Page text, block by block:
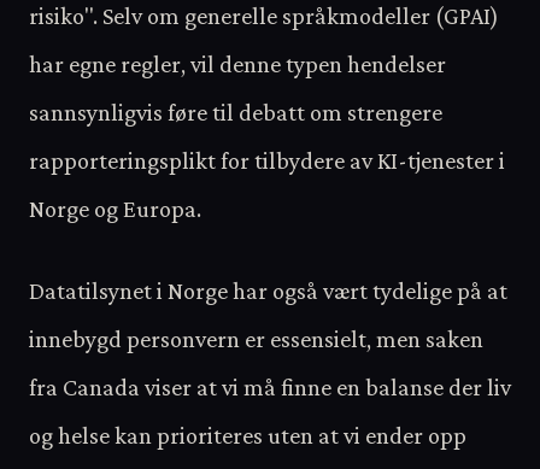
risiko". Selv om generelle språkmodeller (GPAI)
har egne regler, vil denne typen hendelser
sannsynligvis føre til debatt om strengere
rapporteringsplikt for tilbydere av KI-tjenester i
Norge og Europa.
Datatilsynet i Norge har også vært tydelige på at
innebygd personvern er essensielt, men saken
fra Canada viser at vi må finne en balanse der liv
og helse kan prioriteres uten at vi ender opp